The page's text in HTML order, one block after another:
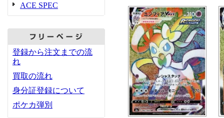
ACE SPEC
登録から注文までの流
れ
買取の流れ
身分証登録について
ポケカ弾別